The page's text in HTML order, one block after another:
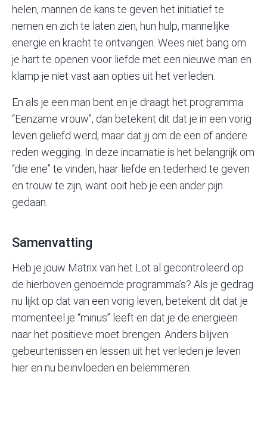
helen, mannen de kans te geven het initiatief te
nemen en zich te laten zien, hun hulp, mannelijke
energie en kracht te ontvangen. Wees niet bang om
je hart te openen voor liefde met een nieuwe man en
klamp je niet vast aan opties uit het verleden.
En als je een man bent en je draagt het programma
“Eenzame vrouw”, dan betekent dit dat je in een vorig
leven geliefd werd, maar dat jij om de een of andere
reden wegging. In deze incarnatie is het belangrijk om
“die ene” te vinden, haar liefde en tederheid te geven
en trouw te zijn, want ooit heb je een ander pijn
gedaan.
Samenvatting
Heb je jouw Matrix van het Lot al gecontroleerd op
de hierboven genoemde programma’s? Als je gedrag
nu lijkt op dat van een vorig leven, betekent dit dat je
momenteel je “minus” leeft en dat je de energieën
naar het positieve moet brengen. Anders blijven
gebeurtenissen en lessen uit het verleden je leven
hier en nu beïnvloeden en belemmeren.